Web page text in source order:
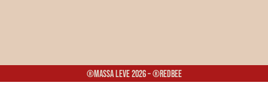
®Massa Leve 2026 – ®Redbee